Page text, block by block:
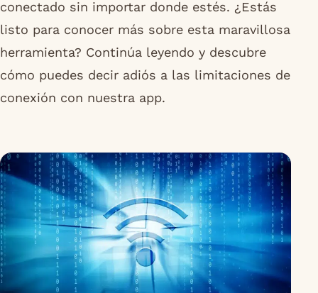
conectado sin importar donde estés. ¿Estás
listo para conocer más sobre esta maravillosa
herramienta? Continúa leyendo y descubre
cómo puedes decir adiós a las limitaciones de
conexión con nuestra app.